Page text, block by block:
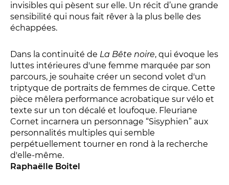
INFOS PRATIQUES
invisibles qui pèsent sur elle. Un récit d’une grande
sensibilité qui nous fait rêver à la plus belle des
échappées.
Dans la continuité de La Bête noire, qui évoque les
luttes intérieures d'une femme marquée par son
parcours, je souhaite créer un second volet d'un
triptyque de portraits de femmes de cirque. Cette
pièce mêlera performance acrobatique sur vélo et
texte sur un ton décalé et loufoque. Fleuriane
Cornet incarnera un personnage “Sisyphien” aux
personnalités multiples qui semble
perpétuellement tourner en rond à la recherche
d'elle-même.
Raphaëlle Boitel